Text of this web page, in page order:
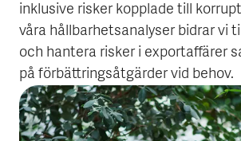
inklusive risker kopplade till
våra hållbarhetsanalyser bidrar vi
och hantera risker i exportaffärer
på förbättringsåtgärder vid behov.